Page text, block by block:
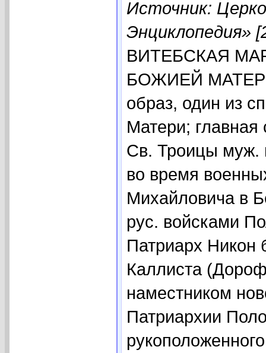
Источник:
Энциклопедия»
ВИТЕБСКАЯ
БОЖИЕЙ МАТЕРИ
образ, один из
Матери; главная
Св. Троицы муж.
во время
Михайловича в
рус. войсками
Патриарх Никон
Каллиста
наместником
Патриархии